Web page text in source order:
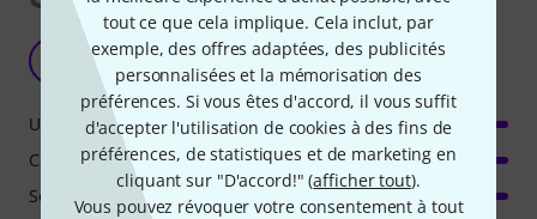
tout ce que cela implique. Cela inclut, par
exemple, des offres adaptées, des publicités
personnalisées et la mémorisation des
préférences. Si vous êtes d'accord, il vous suffit
d'accepter l'utilisation de cookies à des fins de
préférences, de statistiques et de marketing en
cliquant sur "D'accord!" (afficher tout).
Vous pouvez révoquer votre consentement à tout
Surprisingly - best DAW for beginners
cieciu 14.11.2025
Utilisation
Caractéristiques
Son/Qualité